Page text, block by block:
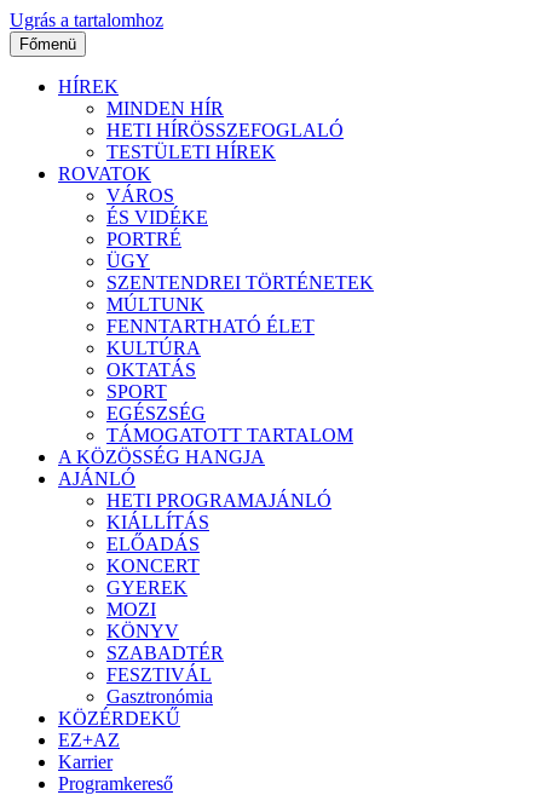
Ugrás a tartalomhoz
Főmenü
HÍREK
MINDEN HÍR
HETI HÍRÖSSZEFOGLALÓ
TESTÜLETI HÍREK
ROVATOK
VÁROS
ÉS VIDÉKE
PORTRÉ
ÜGY
SZENTENDREI TÖRTÉNETEK
MÚLTUNK
FENNTARTHATÓ ÉLET
KULTÚRA
OKTATÁS
SPORT
EGÉSZSÉG
TÁMOGATOTT TARTALOM
A KÖZÖSSÉG HANGJA
AJÁNLÓ
HETI PROGRAMAJÁNLÓ
KIÁLLÍTÁS
ELŐADÁS
KONCERT
GYEREK
MOZI
KÖNYV
SZABADTÉR
FESZTIVÁL
Gasztronómia
KÖZÉRDEKŰ
EZ+AZ
Karrier
Programkereső